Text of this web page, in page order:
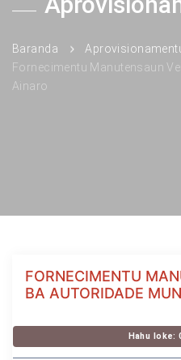
Baranda
Fornecimentu Manutensaun
Ainaro
FORNECIMENTU
BA AUTORIDADE
Hahu loke: